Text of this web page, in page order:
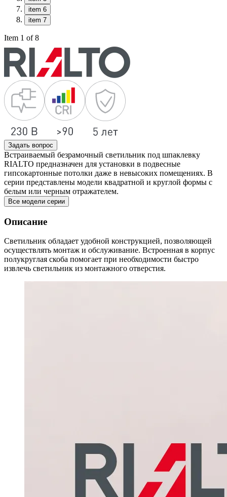
item 6
item 7
Item 1 of 8
Задать вопрос
Встраиваемый безрамочный светильник под шпаклевку
RIALTO предназначен для установки в подвесные
гипсокартонные потолки даже в невысоких помещениях. В
серии представлены модели квадратной и круглой формы с
белым или черным отражателем.
Все модели серии
Описание
Светильник обладает удобной конструкцией, позволяющей
осуществлять монтаж и обслуживание. Встроенная в корпус
полукруглая скоба помогает при необходимости быстро
извлечь светильник из монтажного отверстия.